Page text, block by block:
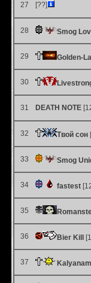
27 [??]
28 Smog
29 Golden-
30
31 DEATH NOTE
32 Твой сон
33 Smog
34 fastest
35
36 Bier Kill
37